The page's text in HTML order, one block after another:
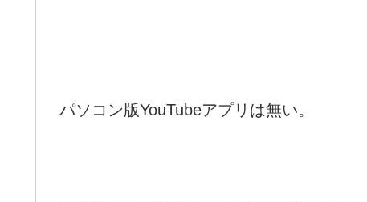
パソコン版YouTubeアプリは無い。